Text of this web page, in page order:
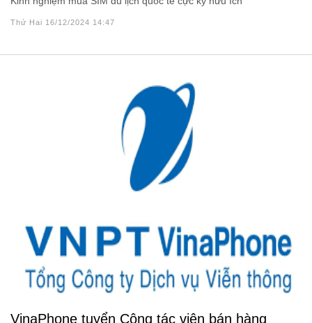
Thứ Hai 16/12/2024 14:47
VinaPhone tuyển Cộng tác viên bán hàng